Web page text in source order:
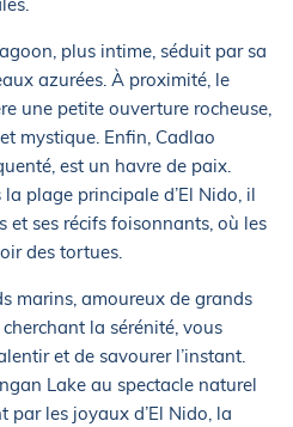
plus intime, séduit par sa
azurées. À proximité, le
une petite ouverture rocheuse,
mystique. Enfin, Cadlao
est un havre de paix.
plage principale d’El Nido, il
et ses récifs foisonnants, où les
des tortues.
marins, amoureux de grands
la sérénité, vous
et de savourer l’instant.
Lake au spectacle naturel
par les joyaux d’El Nido, la